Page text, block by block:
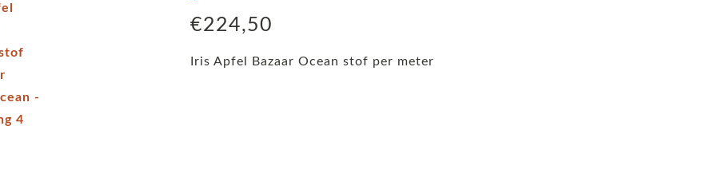
€224,50
Iris Apfel Bazaar Ocean stof per meter